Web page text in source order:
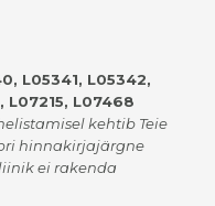
L05341, L05342,
L07215, L07468
kehtib Teie
hinnakirjajärgne
ei rakenda